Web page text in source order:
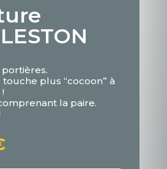
plus “cocoon” à
la paire.